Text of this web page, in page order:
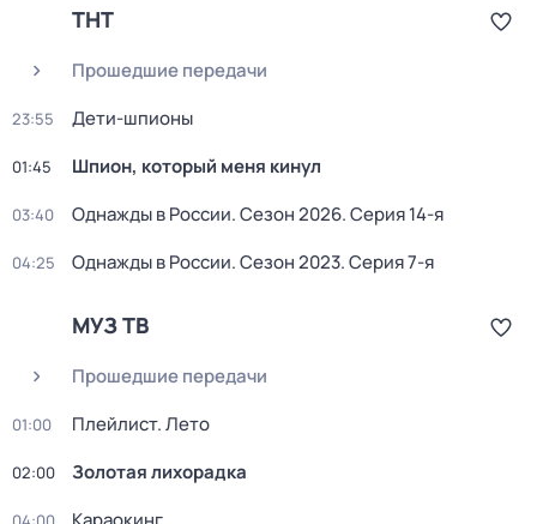
ТНТ
Прошедшие передачи
23:55 Дети-шпионы
01:45 Шпион, который меня кинул
03:40 Однажды в России. Сезон 2026. Серия 14-я
04:25 Однажды в России. Сезон 2023. Серия 7-я
МУЗ ТВ
Прошедшие передачи
01:00 Плейлист. Лето
02:00 Золотая лихорадка